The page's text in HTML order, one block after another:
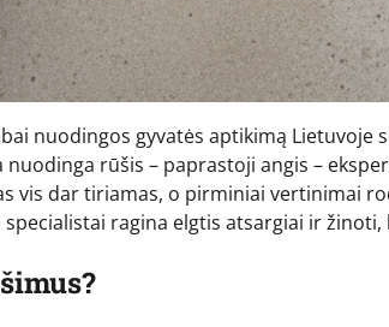
nuodingos gyvatės aptikimą Lietuvoje
rūšis – paprastoji angis –
vis dar tiriamas, o pirminiai vertinimai
ragina elgtis atsargiai ir